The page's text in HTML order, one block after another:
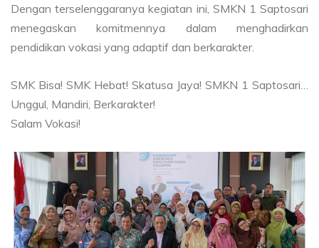
Dengan terselenggaranya kegiatan ini, SMKN 1 Saptosari
menegaskan komitmennya dalam menghadirkan
pendidikan vokasi yang adaptif dan berkarakter.
SMK Bisa! SMK Hebat! Skatusa Jaya! SMKN 1 Saptosari…
Unggul, Mandiri, Berkarakter!
Salam Vokasi!